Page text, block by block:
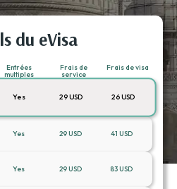
du eVisa
Entrées
multiples
Frais de
service
Frais de visa
Yes 29 USD 26 USD
Yes 29 USD 41 USD
Yes 29 USD 83 USD